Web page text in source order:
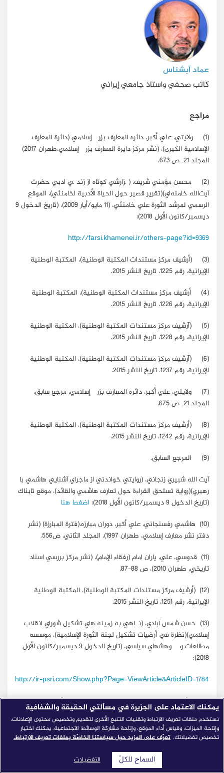
عماد آبشناس
كاتب صحفي واستاذ جامعي إيراني
مراجع
(1) ولايتي، علي أكبر، دائره المعارف بزرگ إسلامي (دائرة المعارف
الإسلامية الكبرى)، (نشر مرکز دايرة المعارف بزرگ إسلامي،طهران 2017)
المجلد 21ـ ص 673.
(2)
محسن مؤمني شريف، (گزارشي کوتاه از زندگي ادبي حضرت
آيت‌الله خامنه‌اي)(تقرير قصير حول الحياة الأدبية لخامنئي)، الموقع
الرسمي لمرشد الثورة علي خامنئي، (11 مايو/أيار 2009)، (تاريخ الدخول 9
ديسمبر/كانون الأول 2018):
http://farsi.khamenei.ir/others-page?id=9369
(3)
(أرشيف مركز مستندات المكتبة الوطنية)، المكتبة الوطنية
الإيرانية، رقم 1225، تاريخ النشر 2015.
(4)
أرشيف مركز مستندات المكتبة الوطنية)، المكتبة الوطنية
الإيرانية، رقم 1226، تاريخ النشر 2015.
(5)
(آرشيف مركز مستندات المكتبة الوطنية)، المكتبة الوطنية
الإيرانية، رقم 1228، تاريخ النشر 2015.
(6)
(آرشيف مركز مستندات المكتبة الوطنية)، المكتبة الوطنية
الإيرانية، رقم 1237، تاريخ النشر 2015.
(7)
ولايتي، علي أكبر، دائره المعارف بزرگ إسلامي، مرجع سابق،
المجلد 21ـ ص 675.
(8)
(أرشيف مركز مستندات المكتبة الوطنية)، المكتبة الوطنية
الإيرانية، رقم 1242، تاريخ النشر 2015.
(9)
المرجع السابق.
آيت الله شبيري زنجاني، (روايتي خواندني از ماجراي آشنايي هاشمي با
رهبري)(رواية تستحق القراءة حول تعارف هاشمي والقائد)، موقع تابناك
(تاريخ الدخول 9 ديسمبر/كانون الأول 2018):
اضغط هنا
(10)
هاشمي رفسنجاني، علي أكبر، دوران مبارزه،(فترة المبارزة) (نشر
دفتر نشر معارف إسلامي، طهران 1997)، المجلد الثاني، ص556.
(11)
قدوسي، علي، ياران امام (رفقاء الإمام)، (نشر مركز بررسي اسناد
تاريخي، طهران 2010)، ص 88-87.
(12)
(أرشيف مركز مستندات المكتبة الوطنية)، المكتبة الوطنية
الإيرانية، رقم 1251، تاريخ النشر 2015.
(13)
حسن شمس آبادي، (نگاهي به زمينه هاي تشکيل شوراي انقلاب
إسلامي)(نظرة في أرضيات تشكيل لجنة الثورة الإسلامية)، موسسه
مطالعات و پژوهشهاي سياسي
، (تاريخ الدخول 9 ديسمبر/كانون الأول
2018):
http://ir-psri.com/Show.php?Page=ViewArticle&ArticleID=1784
(14)
هاشمي رفسنجاني، علي اكبر،انقلاب وپيروزي(الثورة والانتصار)،
(دفتر نشر معارف إسلامي، طهران، 2014)
، ص183.
(15)
المرجع السابق.
نگاهي گذار به زندگي نامه حضرت آيت الله العظمي سيد علي
حسيني خامنه اي) (مرور بالسيرة الذاتية لآية الله العظمى السيد علي
يمكنك الاعتماد على الجزيرة في مسألتي الحقيقة والشفافية
نستخدم ملفات تعريف الارتباط وتقنيات التتبع الأخرى لتقديم وتخصيص محتوى الإعلانات،
وإتاحة الميزات، وقياس أداء الموقع، وإتاحة مشاركة الوسائط الاجتماعية. يمكنك اختيار
تخصيص تفضيلاتك. تعرّف على المزيد حول سياستنا الخاصّة بملفات تعريف الارتباط.
التفضيلات السماح للكلّ